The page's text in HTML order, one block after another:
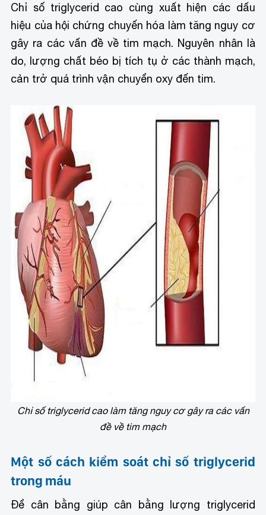
Chỉ số triglycerid cao cùng xuất hiện các dấu
hiệu của hội chứng chuyến hóa làm tăng nguy cơ
gây ra các vấn đề về tim mạch. Nguyên nhân là
do, lượng chất béo bị tích tụ ở các thành mạch,
cản trở quá trình vận chuyển oxy đến tim.
Chỉ số triglycerid cao làm tăng nguy cơ gây ra các vấn
đề về tim mạch
Một số cách kiểm soát chỉ số triglycerid
trong máu
Để cân bằng giúp cân bằng lượng triglycerid